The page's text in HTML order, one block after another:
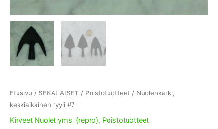
Etusivu / SEKALAISET / Poistotuotteet / Nuolenkärki,
keskiaikainen tyyli #7
Kirveet Nuolet yms. (repro), Poistotuotteet